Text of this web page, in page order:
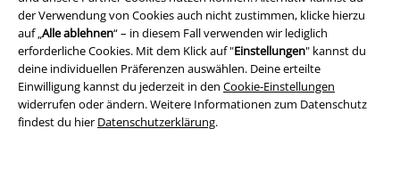
der Verwendung von Cookies auch nicht zustimmen, klicke hierzu
auf „Alle ablehnen“ – in diesem Fall verwenden wir lediglich
erforderliche Cookies. Mit dem Klick auf "Einstellungen" kannst du
deine individuellen Präferenzen auswählen. Deine erteilte
Einwilligung kannst du jederzeit in den Cookie-Einstellungen
widerrufen oder ändern. Weitere Informationen zum Datenschutz
findest du hier Datenschutzerklärung.
AGB
Impressum
Datenschutz